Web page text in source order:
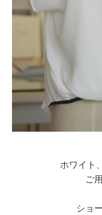
ホワイト
ご
ショ